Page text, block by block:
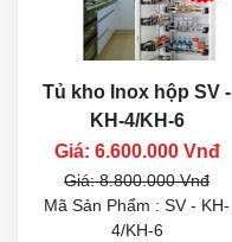
Tủ kho Inox hộp SV -
KH-4/KH-6
Giá: 6.600.000 Vnđ
Giá: 8.800.000 Vnđ
Mã Sản Phẩm : SV - KH-
4/KH-6